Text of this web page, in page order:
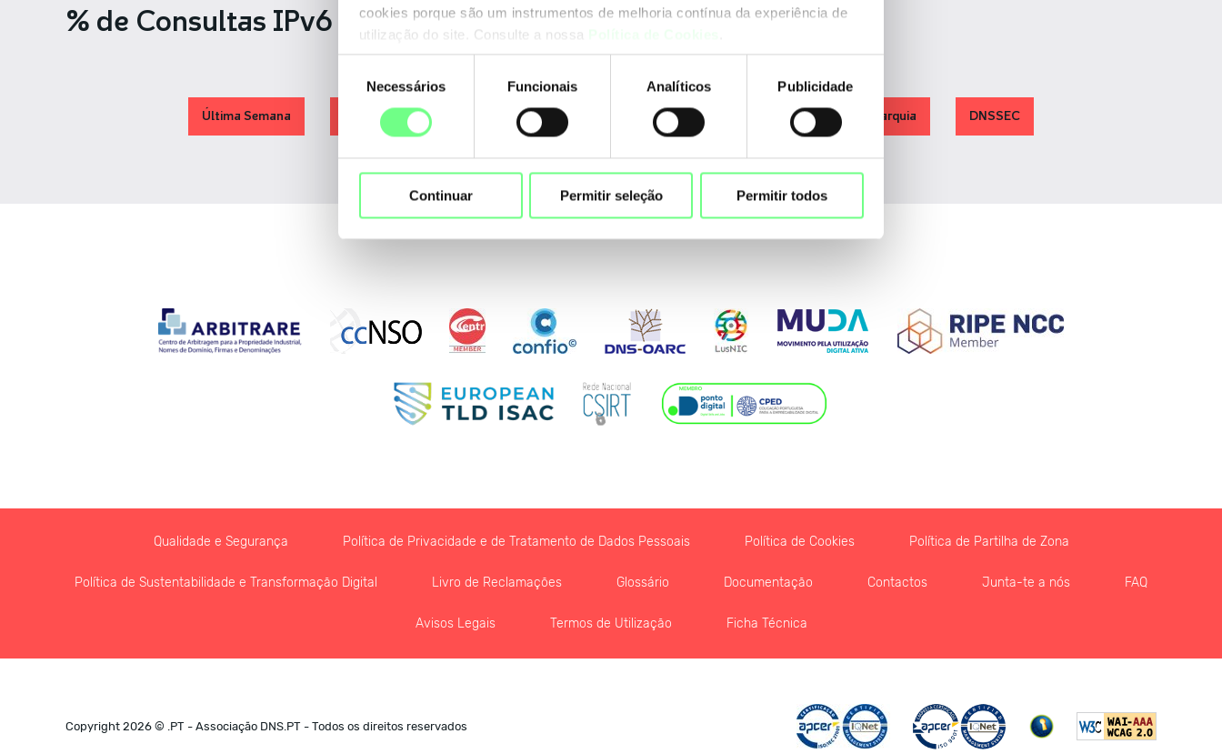
cookies porque são um instrumentos de melhoria contínua da experiência de
utilização do site. Consulte a nossa
consentimento
Necessários Funcionais Analíticos Publicidade
Continuar Permitir seleção Permitir todos
% de Consultas IPv6 - 2026
Última Semana Evolução Ano Distrito RIR Hierarquia DNSSEC
Qualidade e Segurança Política de Privacidade e de Tratamento de Dados Pessoais Política de Cookies Política de Partilha de Zona
Política de Sustentabilidade e Transformação Digital Livro de Reclamações Glossário Documentação Contactos Junta-te a nós FAQ
Avisos Legais Termos de Utilização Ficha Técnica
Copyright 2026 © .PT - Associação DNS.PT - Todos os direitos reservados